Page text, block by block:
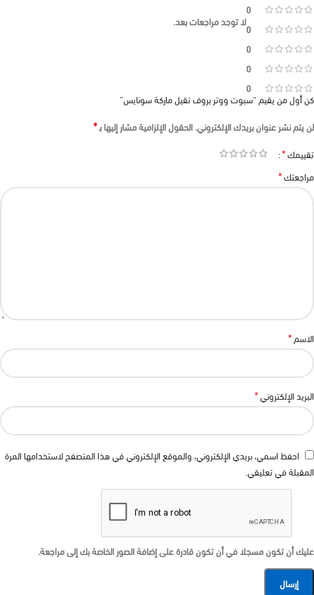
0
0
0
0
0
لا توجد مراجعات بعد.
كن أول من يقيم “سبوت ووتر بروف تقيل ماركة سونايس”
لن يتم نشر عنوان بريدك الإلكتروني.الحقول الإلزامية مشار إليها بـ*
تقييمك*
مراجعتك*
الاسم*
البريد الإلكتروني*
احفظ اسمي، بريدي الإلكتروني، والموقع الإلكتروني في هذا المتصفح لاستخدامها المرة
المقبلة في تعليقي.
عليك أن تكون مسجلا في أن تكون قادرة على إضافة الصور الخاصة بك إلى مراجعة.